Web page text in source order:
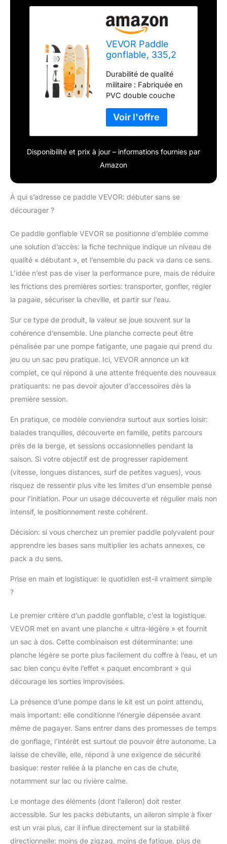
VEVOR Paddle
gonflable, 335,2
pagaie debout
sup, ultra-légère,
avec accessoires
de pompe, pagaie,
aileron, sac à dos,
laisse de cheville,
sangle, pont
antidérapant pour
jeunes et adultes
Durabilité de qualité
militaire : Fabriquée en
PVC double couche
militaire, cette planche
ne pèse que 11 kg. Elle
bénéficie d'une
technologie brossée de
solidité, une durabilité
Gonflage/dégonflage
seulement 8 minutes
grâce au manomètre
12-15 psi). Ce paddle
gonflable a une
capacité de 168 kg,
idéal pour les
confirmés, les
pagayeurs, les enfants
pour un équilibre
optimal : Ce paddle de
335,2 cm de long, 83,8
cm de large et 15,2 cm
accrus. Sa grande
idéale pour les activités
en solo ou en famille,
idéale pour les
débutants, les familles
et les animaux de
compagnie Ensemble
d'accessoires complet :
le stand up paddle
une pompe
bidirectionnelle, une
sac à dos de grande
capacité, une laisse de
de réparation - tout le
nécessaire pour les
aventures aquatiques
Sa conception légère et
son sac à dos spacieux
facilitent son
voiture ou votre coffre.
Pour un court séjour
ou une longue
aventure, ce stand-up
paddle est le
compagnon idéal pour
toutes vos activités
nautiques
Disponibilité et prix à jour – informations fournies par
Amazon
À qui s’adresse ce paddle VEVOR: débuter sans se
décourager ?
Ce paddle gonflable VEVOR se positionne d’emblée comme
une solution d’accès: la fiche technique indique un niveau de
qualité « débutant », et l’ensemble du pack va dans ce sens.
L’idée n’est pas de viser la performance pure, mais de réduire
les frictions des premières sorties: transporter, gonfler, régler
la pagaie, sécuriser la cheville, et partir sur l’eau.
Sur ce type de produit, la valeur se joue souvent sur la
cohérence d’ensemble. Une planche correcte peut être
pénalisée par une pompe fatigante, une pagaie qui prend du
jeu ou un sac peu pratique. Ici, VEVOR annonce un kit
complet, ce qui répond à une attente fréquente des nouveaux
pratiquants: ne pas devoir ajouter d’accessoires dès la
première session.
En pratique, ce modèle conviendra surtout aux sorties loisir:
balades tranquilles, découverte en famille, petits parcours
près de la berge, et sessions occasionnelles pendant la
saison. Si votre objectif est de progresser rapidement
(vitesse, longues distances, surf de petites vagues), vous
risquez de ressentir plus vite les limites d’un ensemble pensé
pour l’initiation. Pour un usage découverte et régulier mais non
intensif, le positionnement reste cohérent.
Décision: si vous cherchez un premier paddle polyvalent pour
apprendre les bases sans multiplier les achats annexes, ce
pack a du sens.
Prise en main et logistique: le quotidien est-il vraiment simple
?
Le premier critère d’un paddle gonflable, c’est la logistique.
VEVOR met en avant une planche « ultra-légère » et fournit
un sac à dos. Cette combinaison est déterminante: une
planche légère se porte plus facilement du coffre à l’eau, et un
sac bien conçu évite l’effet « paquet encombrant » qui
décourage les sorties improvisées.
La présence d’une pompe dans le kit est un point attendu,
mais important: elle conditionne l’énergie dépensée avant
même de pagayer. Sans entrer dans des promesses de temps
de gonflage, l’intérêt est surtout de pouvoir être autonome. La
laisse de cheville, elle, répond à une exigence de sécurité
basique: rester reliée à la planche en cas de chute,
notamment sur lac ou rivière calme.
Le montage des éléments (dont l’aileron) doit rester
accessible. Sur les packs débutants, un aileron simple à fixer
est un vrai plus, car il influe directement sur la stabilité
directionnelle: moins de zigzag, moins de fatigue, plus de